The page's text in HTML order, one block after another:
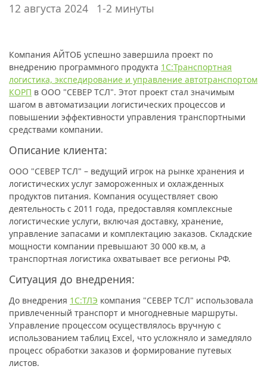
12 августа 2024 1-2 минуты
Компания АЙТОБ успешно завершила проект по
внедрению программного продукта 1С:Транспортная
логистика, экспедирование и управление автотранспортом
КОРП в ООО "СЕВЕР ТСЛ". Этот проект стал значимым
шагом в автоматизации логистических процессов и
повышении эффективности управления транспортными
средствами компании.
Описание клиента:
ООО "СЕВЕР ТСЛ" – ведущий игрок на рынке хранения и
логистических услуг замороженных и охлажденных
продуктов питания. Компания осуществляет свою
деятельность с 2011 года, предоставляя комплексные
логистические услуги, включая доставку, хранение,
управление запасами и комплектацию заказов. Складские
мощности компании превышают 30 000 кв.м, а
транспортная логистика охватывает все регионы РФ.
Ситуация до внедрения:
До внедрения 1С:ТЛЭ компания "СЕВЕР ТСЛ" использовала
привлеченный транспорт и многодневные маршруты.
Управление процессом осуществлялось вручную с
использованием таблиц Excel, что усложняло и замедляло
процесс обработки заказов и формирование путевых
листов.